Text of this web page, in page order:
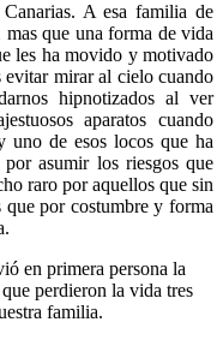
A esa familia de
que una forma de vida
les ha movido y motivado
evitar mirar al cielo cuando
hipnotizados al ver
aparatos cuando
uno de esos locos que ha
asumir los riesgos que
raro por aquellos que sin
que por costumbre y forma
en primera persona la
perdieron la vida tres
familia.